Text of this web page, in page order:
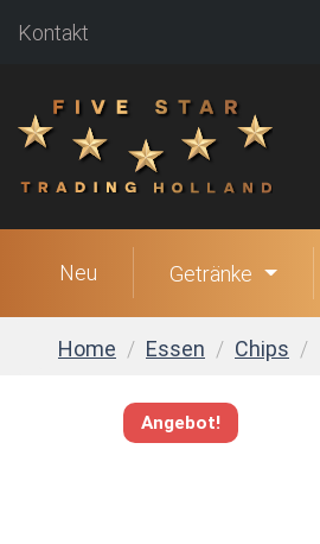
Kontakt
Neu Getränke
Home Essen Chips
Angebot!